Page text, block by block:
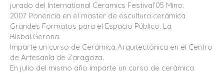
jurado del International Ceramics Festival’05 Mino.
2007 Ponencia en el master de escultura cerámica
Grandes Formatos para el Espacio Público. La
Bisbal.Gerona.
Imparte un curso de Cerámica Arquitectónica en el Centro
de Artesanía de Zaragoza.
En julio del mismo año imparte un curso de cerámica